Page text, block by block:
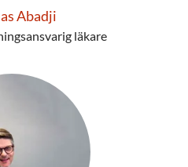
Abadji
läkare